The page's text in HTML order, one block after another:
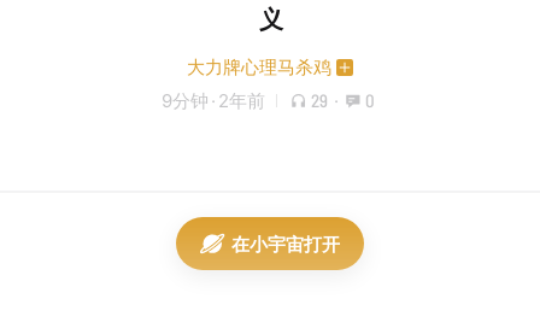
义
大力牌心理马杀鸡
9分钟 · 2年前 29 · 0
在小宇宙打开